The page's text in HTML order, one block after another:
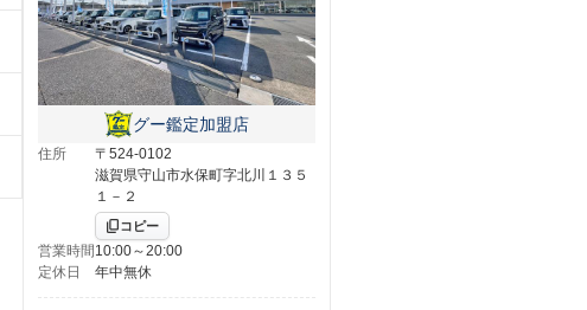
グー鑑定加盟店
住所
〒524-0102
滋賀県守山市水保町字北川１３５
１－２
コピー
営業時間 10:00～20:00
定休日
年中無休